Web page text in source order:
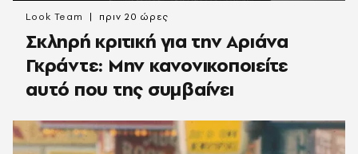
Σκληρή κριτική για την Αριάνα
Γκράντε: Μην κανονικοποιείτε
αυτό που της συμβαίνει
Look Team πριν 20 ώρες